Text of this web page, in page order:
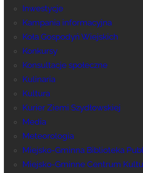
Inwestycje
Kampania informacyjna
Koła Gospodyń Wiejskich
Konkursy
Konsultacje społeczne
Kulinaria
Kultura
Kurier Ziemi Szydłowskiej
Media
Meteorologia
Miejsko-Gminna Biblioteka
Miejsko-Gminne Centrum